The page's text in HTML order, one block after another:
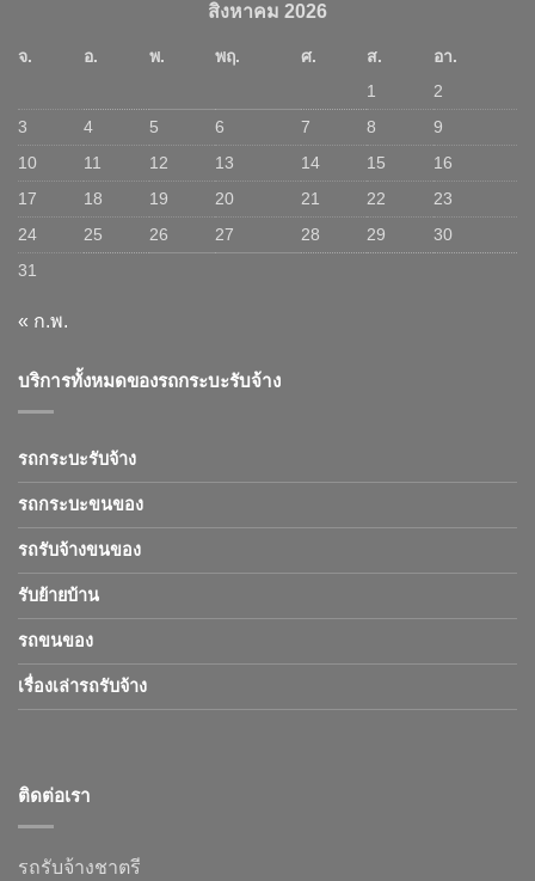
สิงหาคม 2026
จ. อ. พ. พฤ. ศ. ส.
อา.
1
2
3
4 5 6 7 8
9
10
11 12 13 14 15
16
17
18 19 20 21 22
23
24
25 26 27 28 29
30
31
« ก.พ.
บริการทั้งหมดของรถกระบะรับจ้าง
รถกระบะรับจ้าง
รถกระบะขนของ
รถรับจ้างขนของ
รับย้ายบ้าน
รถขนของ
เรื่องเล่ารถรับจ้าง
ติดต่อเรา
รถรับจ้างชาตรี